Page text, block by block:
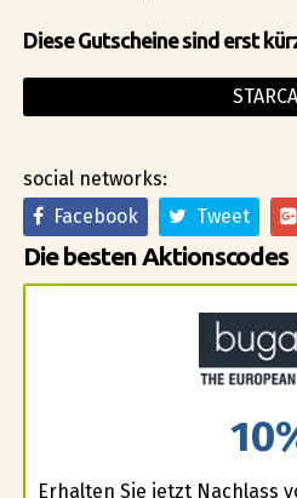
Diese Gutscheine sind erst
social networks:
Facebook
Tweet
Die besten Aktionscodes
Erhalten Sie jetzt Nachlass